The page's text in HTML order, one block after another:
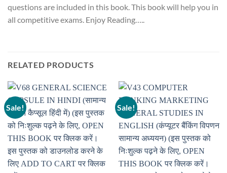
questions are included in this book. This book will help you in
all competitive exams. Enjoy Reading…..
RELATED PRODUCTS
Sale! Sale!